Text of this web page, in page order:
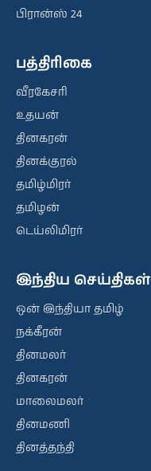
பிரான்ஸ் 24
பத்திரிகை
வீரகேசரி
உதயன்
தினகரன்
தினக்குரல்
தமிழ்மிரர்
தமிழன்
டெய்லிமிரர்
இந்திய செய்திகள்
ஒன் இந்தியா தமிழ்
நக்கீரன்
தினமலர்
தினகரன்
மாலைமலர்
தினமணி
தினத்தந்தி